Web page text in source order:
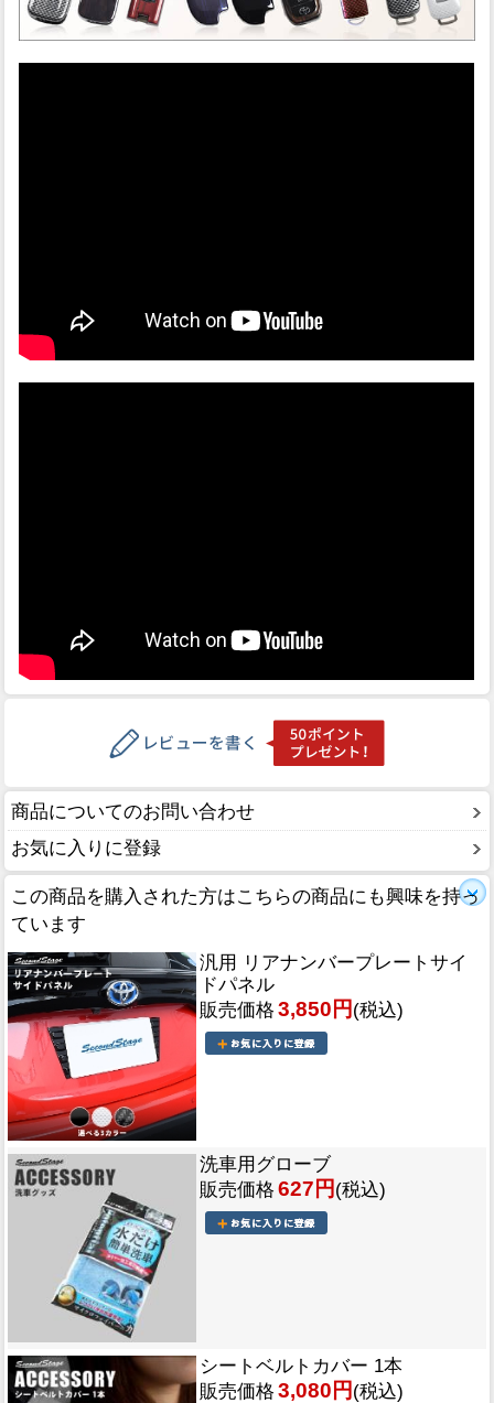
商品についてのお問い合わせ
お気に入りに登録
この商品を購入された方はこちらの商品にも興味を持っ
ています
汎用 リアナンバープレートサイ
ドパネル
販売価格 3,850円 (税込)
洗車用グローブ
販売価格 627円 (税込)
シートベルトカバー 1本
販売価格 3,080円 (税込)